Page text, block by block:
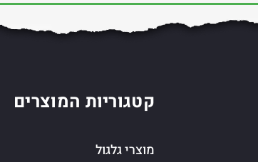
קטגוריות המוצרים
מוצרי גלגול